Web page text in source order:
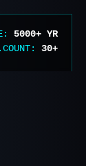
5000+ YR
30+